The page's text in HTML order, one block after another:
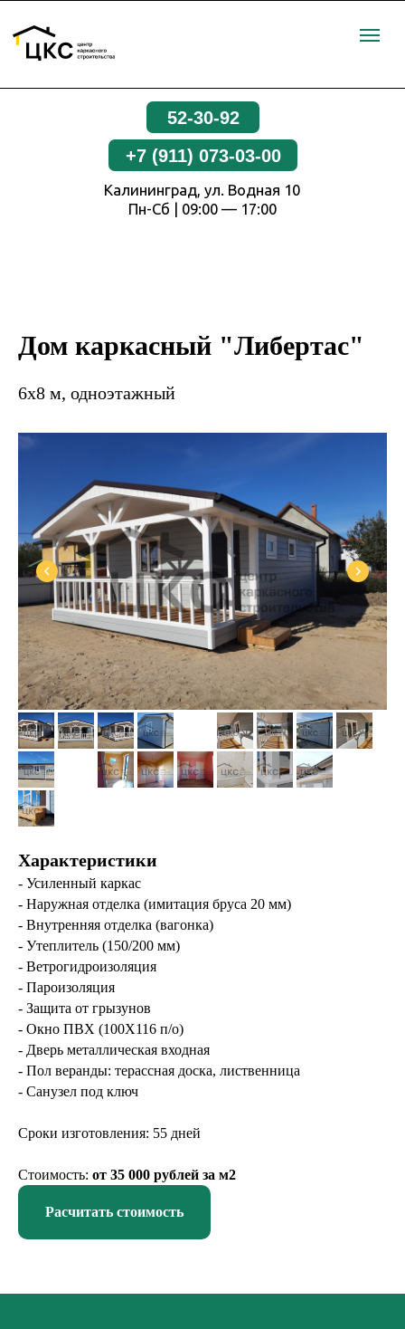
Калининград, ул. Водная 10
Пн-Сб | 09:00 — 17:00
+7 (911) 073-03-00
Дом каркасный "Либертас"
6х8 м, одноэтажный
Характеристики
- Усиленный каркас
- Наружная отделка (имитация бруса 20 мм)
- Внутренняя отделка (вагонка)
- Утеплитель (150/200 мм)
- Ветрогидроизоляция
- Пароизоляция
- Защита от грызунов
- Окно ПВХ (100Х116 п/о)
- Дверь металлическая входная
- Пол веранды: терассная доска, лиственница
- Санузел под ключ
Сроки изготовления: 55 дней
Стоимость: от 35 000 рублей за м2
Расчитать стоимость